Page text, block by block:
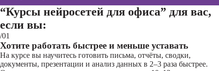
“Курсы нейросетей для офиса” для вас,
если вы:
/01
Хотите работать быстрее и меньше уставать
На курсе вы научитесь готовить письма, отчёты, сводки,
документы, презентации и анализ данных в 2–3 раза быстрее.